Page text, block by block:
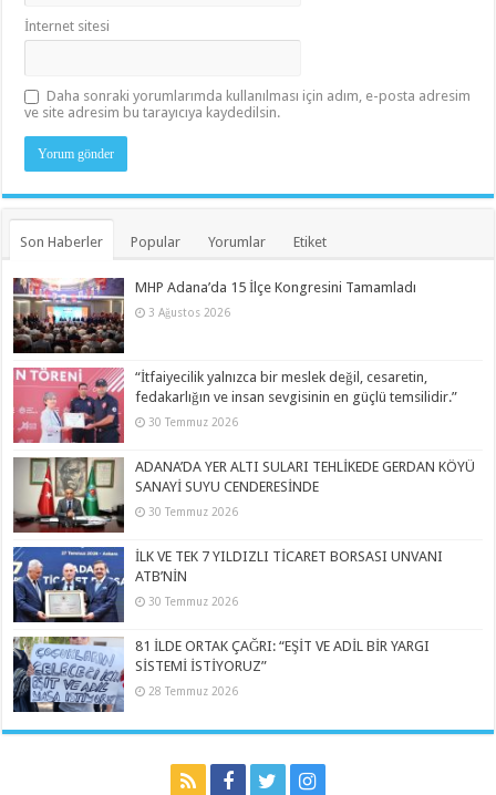
İnternet sitesi
Daha sonraki yorumlarımda kullanılması için adım, e-posta adresim
ve site adresim bu tarayıcıya kaydedilsin.
Son Haberler Popular Yorumlar Etiket
MHP Adana’da 15 İlçe Kongresini Tamamladı
3 Ağustos 2026
“İtfaiyecilik yalnızca bir meslek değil, cesaretin,
fedakarlığın ve insan sevgisinin en güçlü temsilidir.”
30 Temmuz 2026
ADANA’DA YER ALTI SULARI TEHLİKEDE GERDAN KÖYÜ
SANAYİ SUYU CENDERESİNDE
30 Temmuz 2026
İLK VE TEK 7 YILDIZLI TİCARET BORSASI UNVANI
ATB’NİN
30 Temmuz 2026
81 İLDE ORTAK ÇAĞRI: “EŞİT VE ADİL BİR YARGI
SİSTEMİ İSTİYORUZ”
28 Temmuz 2026